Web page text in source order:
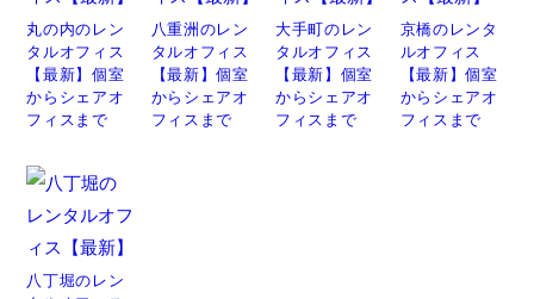
丸の内のレン
タルオフィス
【最新】個室
からシェアオ
フィスまで
八重洲のレン
タルオフィス
【最新】個室
からシェアオ
フィスまで
大手町のレン
タルオフィス
【最新】個室
からシェアオ
フィスまで
京橋のレンタ
ルオフィス
【最新】個室
からシェアオ
フィスまで
八丁堀のレン